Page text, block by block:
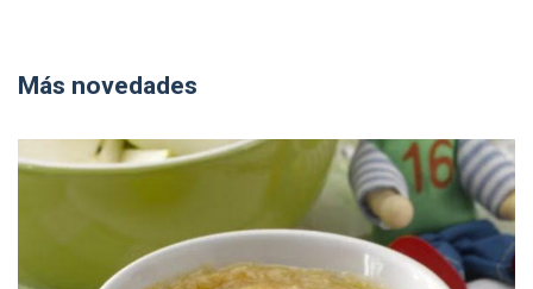
Más novedades